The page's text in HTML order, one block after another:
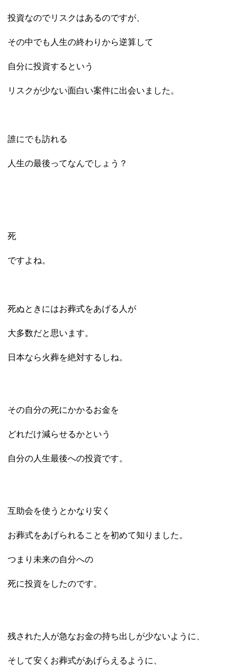
投資なのでリスクはあるのですが、
その中でも人生の終わりから逆算して
自分に投資するという
リスクが少ない面白い案件に出会いました。
誰にでも訪れる
人生の最後ってなんでしょう？
死
ですよね。
死ぬときにはお葬式をあげる人が
大多数だと思います。
日本なら火葬を絶対するしね。
その自分の死にかかるお金を
どれだけ減らせるかという
自分の人生最後への投資です。
互助会を使うとかなり安く
お葬式をあげられることを初めて知りました。
つまり未来の自分への
死に投資をしたのです。
残された人が急なお金の持ち出しが少ないように、
そして安くお葬式があげらえるように、